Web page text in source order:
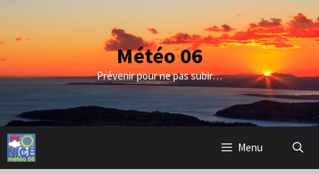
contenu
Météo 06
Prévenir pour ne pas subir…
Menu